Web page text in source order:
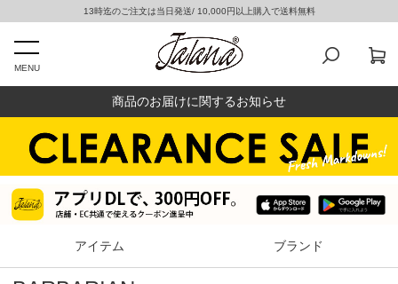
13時迄のご注文は当日発送/ 10,000円以上購入で送料無料
MENU
商品のお届けに関するお知らせ
アイテム ブランド